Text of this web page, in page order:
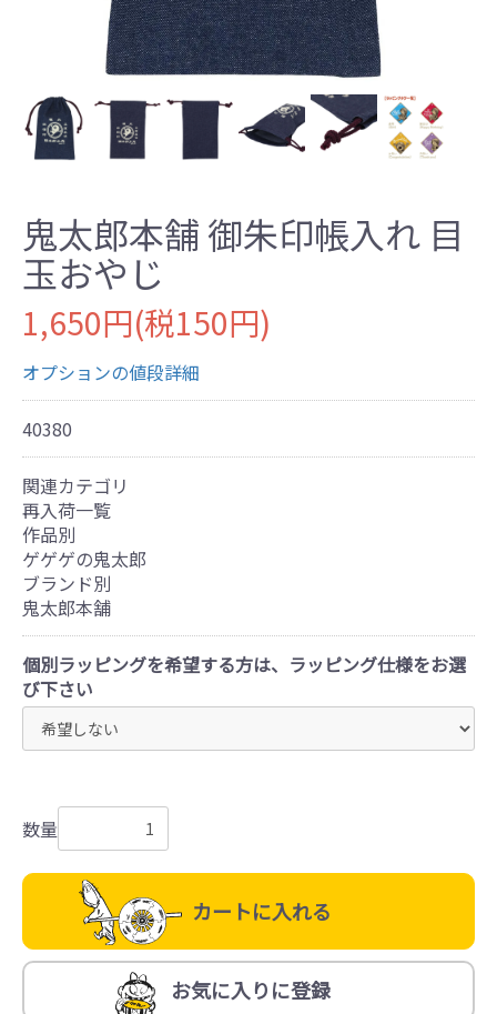
鬼太郎本舗 御朱印帳入れ 目
玉おやじ
1,650円(税150円)
オプションの値段詳細
40380
関連カテゴリ
再入荷一覧
作品別
ゲゲゲの鬼太郎
ブランド別
鬼太郎本舗
個別ラッピングを希望する方は、ラッピング仕様をお選
び下さい
数量
カートに入れる
お気に入りに登録